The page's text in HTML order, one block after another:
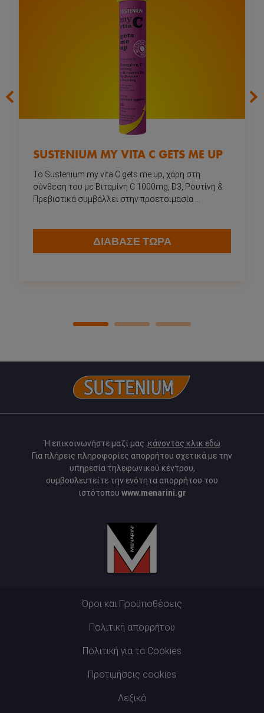
SUSTENIUM MY VITA C GETS ME UP
To Sustenium my vita C gets me up, χάρη στη
σύνθεση του με Βιταμίνη C 1000mg, D3, Ρουτίνη &
Πρεβιοτικά συμβάλλει στην προετοιμασία ...
ΔΙΑΒΑΣΕ ΤΩΡΑ
Ή επικοινωνήστε μαζί μας κάνοντας κλικ εδώ
Για πλήρεις πληροφορίες απορρήτου σχετικά με την
υπηρεσία τηλεφωνικού κέντρου,
συμβουλευτείτε την ενότητα απορρήτου του
ιστότοπου www.menarini.gr
Όροι και Προϋποθέσεις
Πολιτική απορρήτου
Πολιτική για τα Cookies
Προτιμήσεις cookies
Λεξικό